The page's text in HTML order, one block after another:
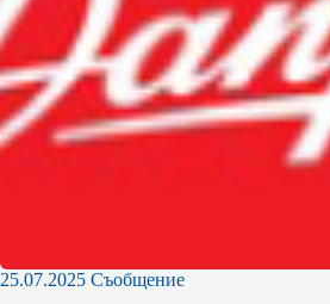
25.07.2025 Съобщение